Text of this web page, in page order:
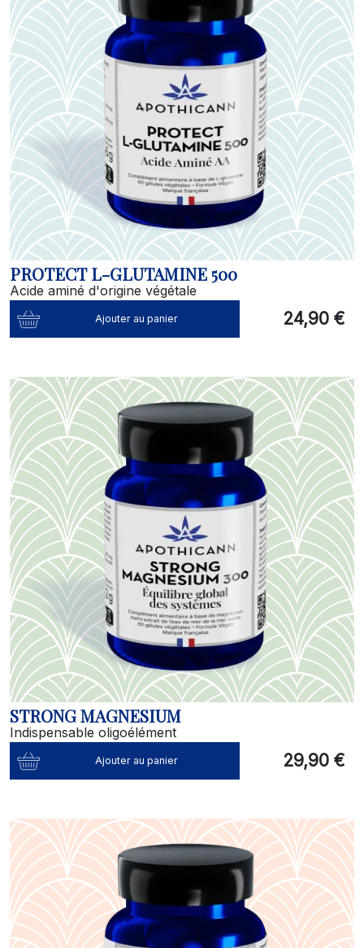
PROTECT L-GLUTAMINE 500
Acide aminé d'origine végétale
Ajouter au panier 24,90 €
STRONG MAGNESIUM
Indispensable oligoélément
Ajouter au panier 29,90 €